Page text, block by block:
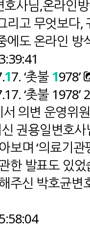
사님,온라인
리고 무엇보다
에도 온라인
17. ‘촛불 1978’
‘촛불
서 의변 운영
권용일변호
보며 ‘의료기
한 발표도 있
주신 박호균